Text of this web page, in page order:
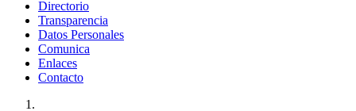
Directorio
Transparencia
Datos Personales
Comunica
Enlaces
Contacto